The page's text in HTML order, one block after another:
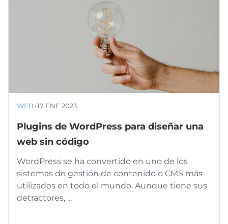
WEB ·17 ENE 2023
Plugins de WordPress para diseñar una
web sin código
WordPress se ha convertido en uno de los
sistemas de gestión de contenido o CMS más
utilizados en todo el mundo. Aunque tiene sus
detractores, ...